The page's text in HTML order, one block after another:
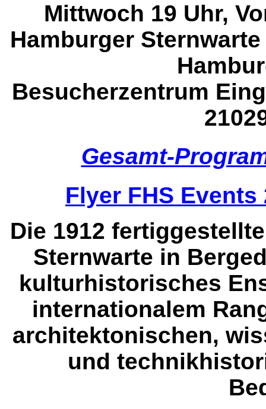
Mittwoch 19 Uhr,
Hamburger
Besucherzentrum
Gesamt-
Flyer FHS
Die 1912
Sternwarte in
kulturhistorisches
internationalem
architektonischen,
und